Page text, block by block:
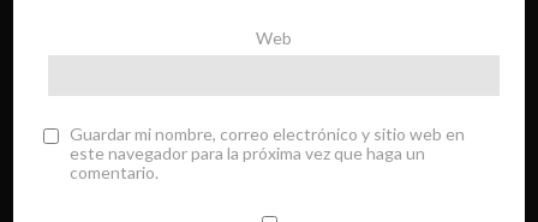
Web
Guardar mi nombre, correo electrónico y sitio web en
este navegador para la próxima vez que haga un
comentario.